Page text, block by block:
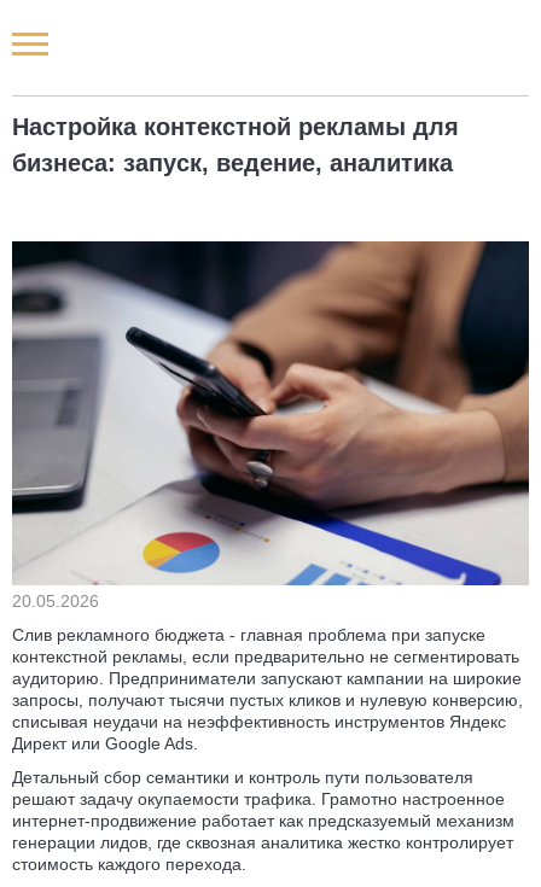
Настройка контекстной рекламы для
бизнеса: запуск, ведение, аналитика
20.05.2026
Слив рекламного бюджета - главная проблема при запуске
контекстной рекламы, если предварительно не сегментировать
аудиторию. Предприниматели запускают кампании на широкие
запросы, получают тысячи пустых кликов и нулевую конверсию,
списывая неудачи на неэффективность инструментов Яндекс
Директ или Google Ads.
Детальный сбор семантики и контроль пути пользователя
решают задачу окупаемости трафика. Грамотно настроенное
интернет-продвижение работает как предсказуемый механизм
генерации лидов, где сквозная аналитика жестко контролирует
стоимость каждого перехода.
Новости РФ
Городские новости
Наши мероприятия
Статьи